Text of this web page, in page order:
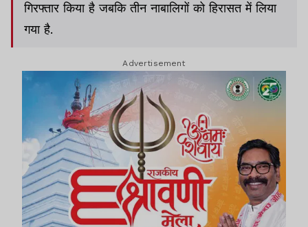
गिरफ्तार किया है जबकि तीन नाबालिगों को हिरासत में लिया
गया है.
Advertisement